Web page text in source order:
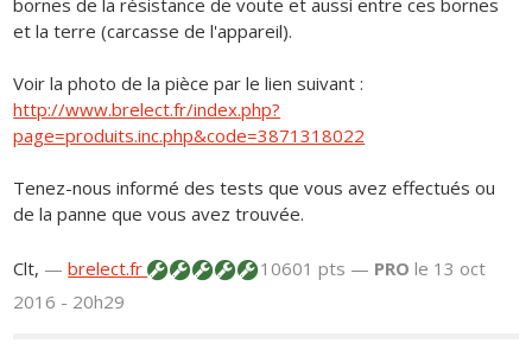
bornes de la résistance de voute et aussi entre ces bornes
et la terre (carcasse de l'appareil).
Voir la photo de la pièce par le lien suivant :
http://www.brelect.fr/index.php?
page=produits.inc.php&code=3871318022
Tenez-nous informé des tests que vous avez effectués ou
de la panne que vous avez trouvée.
Clt, —brelect.fr 10601 pts — PRO le 13 oct
2016 - 20h29